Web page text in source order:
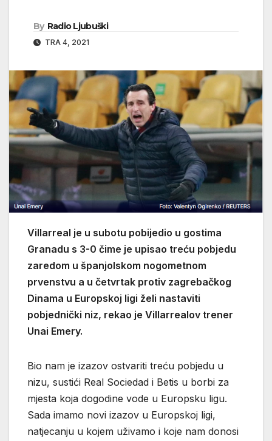
By Radio Ljubuški
TRA 4, 2021
Villarreal je u subotu pobijedio u gostima
Granadu s 3-0 čime je upisao treću pobjedu
zaredom u španjolskom nogometnom
prvenstvu a u četvrtak protiv zagrebačkog
Dinama u Europskoj ligi želi nastaviti
pobjednički niz, rekao je Villarrealov trener
Unai Emery.
Bio nam je izazov ostvariti treću pobjedu u
nizu, sustići Real Sociedad i Betis u borbi za
mjesta koja dogodine vode u Europsku ligu.
Sada imamo novi izazov u Europskoj ligi,
natjecanju u kojem uživamo i koje nam donosi